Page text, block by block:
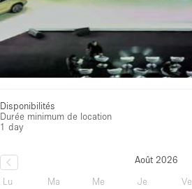
Disponibilités
Durée minimum de location
1 day
Août 2026
Lu
Ma Me Je Ve